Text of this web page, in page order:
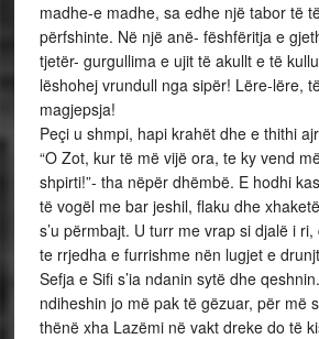
madhe-e madhe, sa edhe një tabor të
përfshinte. Në një anë- fëshfëritja e
tjetër- gurgullima e ujit të akullt e të
lëshohej vrundull nga sipër! Lëre-lëre,
magjepsja!
Peçi u shmpi, hapi krahët dhe e thithi
“O Zot, kur të më vijë ora, te ky vend
shpirti!”- tha nëpër dhëmbë. E hodhi
të vogël me bar jeshil, flaku dhe
s’u përmbajt. U turr me vrap si djalë i
te rrjedha e furrishme nën lugjet e
Sefja e Sifi s’ia ndanin sytë dhe
ndiheshin jo më pak të gëzuar, për më
thënë xha Lazëmi në vakt dreke do të